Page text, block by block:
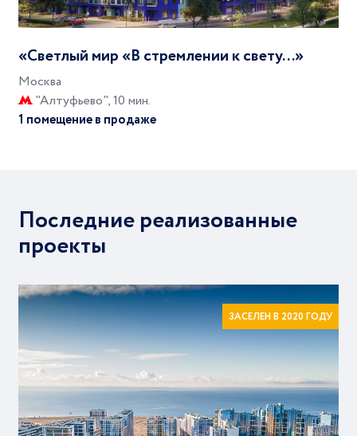
«Светлый мир «В стремлении к свету...»
Москва
"Алтуфьево", 10 мин.
1 помещение в продаже
Последние реализованные
проекты
ЗАСЕЛЕН В 2020 ГОДУ